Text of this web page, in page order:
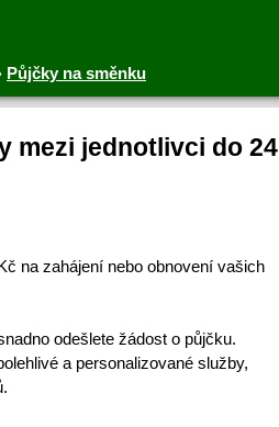
Půjčky na směnku
mezi jednotlivci do 24
na zahájení nebo obnovení vašich
odešlete žádost o půjčku.
a personalizované služby,